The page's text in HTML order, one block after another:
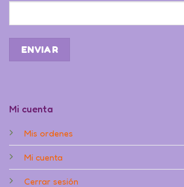
Mi cuenta
Mis ordenes
Mi cuenta
Cerrar sesión